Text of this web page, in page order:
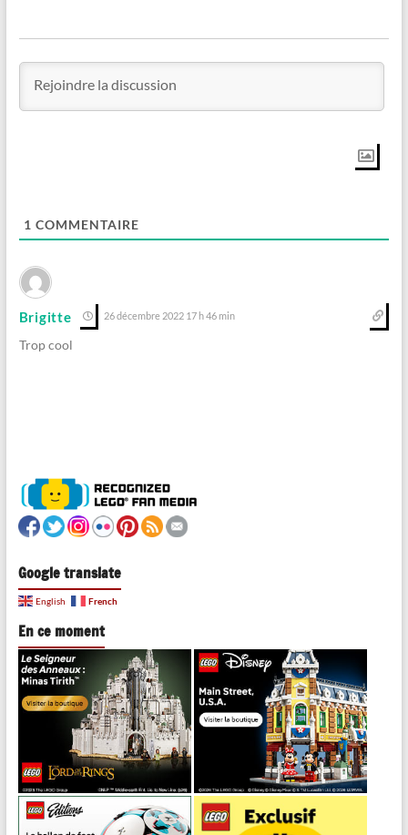
1 COMMENTAIRE
Brigitte 26 décembre 2022 17 h 46 min
Trop cool
Google translate
English French
En ce moment